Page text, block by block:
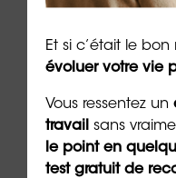
4 min. de lecture
Les + consultés
Et si c’était le
évoluer votre vie
Vous ressentez un
travail sans
le point en
test gratuit de